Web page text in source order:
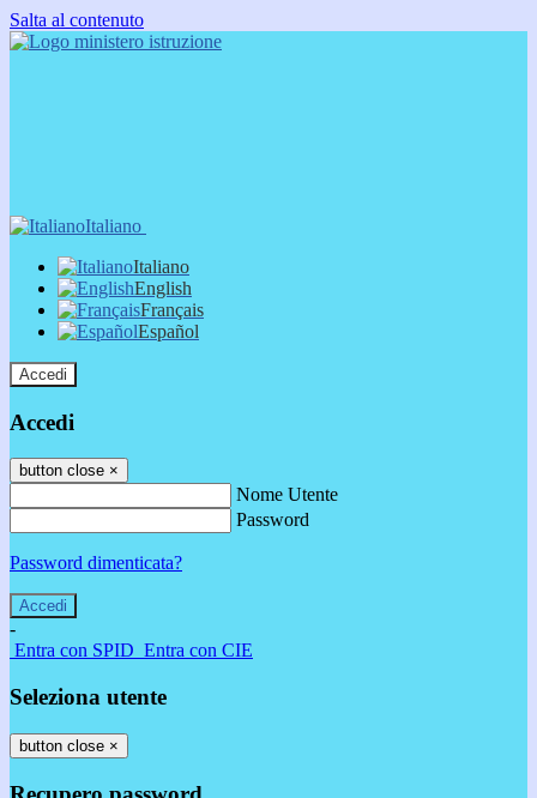
Salta al contenuto
Italiano
Italiano
English
Français
Español
Accedi
Accedi
button close ×
Nome Utente
Password
Password dimenticata?
-
Entra con SPID Entra con CIE
Seleziona utente
button close ×